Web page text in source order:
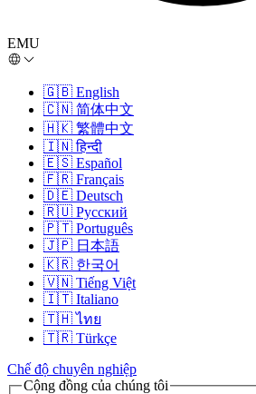
EMU
🇬🇧 English
🇨🇳 简体中文
🇭🇰 繁體中文
🇮🇳 हिन्दी
🇪🇸 Español
🇫🇷 Français
🇩🇪 Deutsch
🇷🇺 Русский
🇵🇹 Português
🇯🇵 日本語
🇰🇷 한국어
🇻🇳 Tiếng Việt
🇮🇹 Italiano
🇹🇭 ไทย
🇹🇷 Türkçe
Chế độ chuyên nghiệp
Cộng đồng của chúng tôi